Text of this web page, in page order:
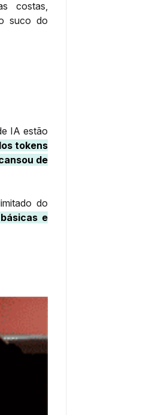
costas,
suco do
IA estão
tokens
de
do
e